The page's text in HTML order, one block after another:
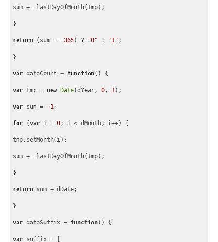
sum += lastDayOfMonth(tmp);
}
return (sum == 365) ? "0" : "1" ;
}
var dateCount = function( ) {
var tmp = new Date(dYear, 0, 1);
var sum = -1;
for (var i = 0; i < dMonth; i++) {
tmp.setMonth(i);
sum += lastDayOfMonth(tmp);
}
return sum + dDate;
}
var dateSuffix = function( ) {
var suffix =